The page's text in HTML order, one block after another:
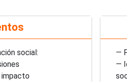
social:
impacto
—
—